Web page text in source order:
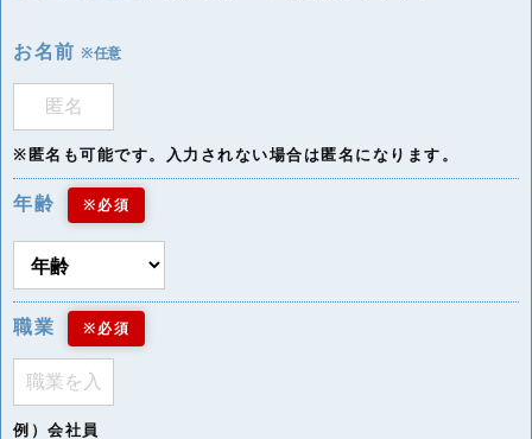
お名前 ※任意
※匿名も可能です。入力されない場合は匿名になります。
年齢 ※必須
職業 ※必須
例）会社員